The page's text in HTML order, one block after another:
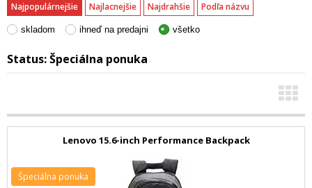
Najpopulárnejšie Najlacnejšie Najdrahšie Podľa názvu
skladom ihneď na predajni všetko
Status:Špeciálna ponuka
Lenovo 15.6-inch Performance Backpack
Špeciálna ponuka